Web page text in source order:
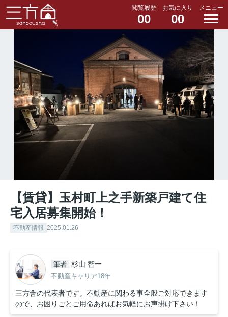
閲覧履歴
00
お気に入り
00
メニュー
【賃貸】玉村町上之手新築戸建て住
宅入居募集開始！
不動産情報 2025.01.26
筆者 杉山 智一
不動産キャリア18年
三方舎の代表者です。不動産に関わる事全般ご対応できます
ので、お困りごとご用命あればお気軽にお声掛け下さい！